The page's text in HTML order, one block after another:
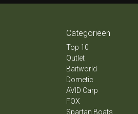
Categorieën
Top 10
Outlet
Baitworld
Dometic
AVID Carp
FOX
Spartan Boats